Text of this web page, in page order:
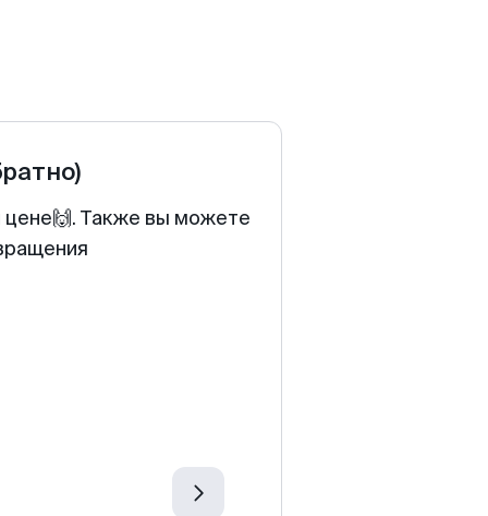
цене🙌. Также вы можете